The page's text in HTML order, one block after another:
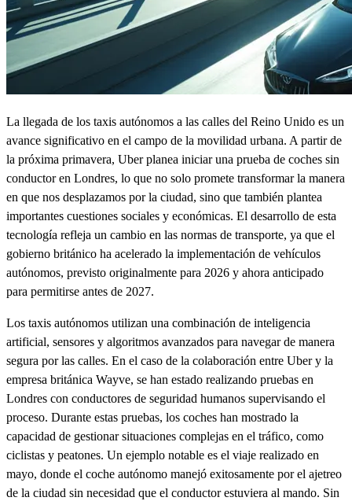
La llegada de los taxis autónomos a las calles del Reino Unido es un
avance significativo en el campo de la movilidad urbana. A partir de
la próxima primavera, Uber planea iniciar una prueba de coches sin
conductor en Londres, lo que no solo promete transformar la manera
en que nos desplazamos por la ciudad, sino que también plantea
importantes cuestiones sociales y económicas. El desarrollo de esta
tecnología refleja un cambio en las normas de transporte, ya que el
gobierno británico ha acelerado la implementación de vehículos
autónomos, previsto originalmente para 2026 y ahora anticipado
para permitirse antes de 2027.
Los taxis autónomos utilizan una combinación de inteligencia
artificial, sensores y algoritmos avanzados para navegar de manera
segura por las calles. En el caso de la colaboración entre Uber y la
empresa británica Wayve, se han estado realizando pruebas en
Londres con conductores de seguridad humanos supervisando el
proceso. Durante estas pruebas, los coches han mostrado la
capacidad de gestionar situaciones complejas en el tráfico, como
ciclistas y peatones. Un ejemplo notable es el viaje realizado en
mayo, donde el coche autónomo manejó exitosamente por el ajetreo
de la ciudad sin necesidad que el conductor estuviera al mando. Sin